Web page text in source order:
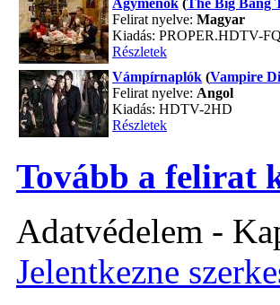
Felirat nyelve: Magyar
Kiadás: PROPER.HDTV-
Részletek
Vámpírnaplók (Vampire
Felirat nyelve: Angol
Kiadás: HDTV-2HD
Részletek
Tovább a felirat
Adatvédelem -
Jelentkezne